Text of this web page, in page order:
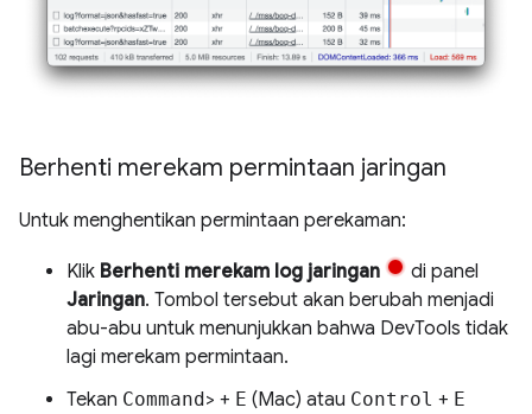
Berhenti merekam permintaan jaringan
Untuk menghentikan permintaan perekaman:
Klik Berhenti merekam log jaringan
di panel
Jaringan. Tombol tersebut akan berubah menjadi
abu-abu untuk menunjukkan bahwa DevTools tidak
lagi merekam permintaan.
Tekan Command > + E (Mac) atau Control + E